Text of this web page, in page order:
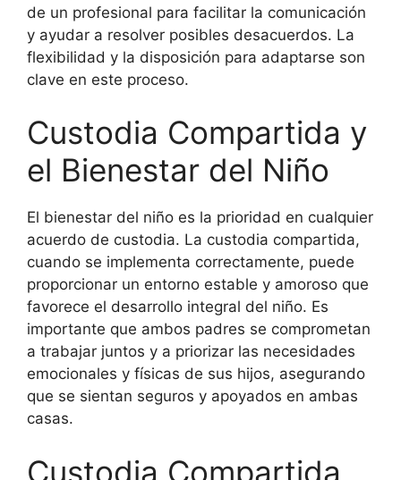
de un profesional para facilitar la comunicación
y ayudar a resolver posibles desacuerdos. La
flexibilidad y la disposición para adaptarse son
clave en este proceso.
Custodia Compartida y
el Bienestar del Niño
El bienestar del niño es la prioridad en cualquier
acuerdo de custodia. La custodia compartida,
cuando se implementa correctamente, puede
proporcionar un entorno estable y amoroso que
favorece el desarrollo integral del niño. Es
importante que ambos padres se comprometan
a trabajar juntos y a priorizar las necesidades
emocionales y físicas de sus hijos, asegurando
que se sientan seguros y apoyados en ambas
casas.
Custodia Compartida